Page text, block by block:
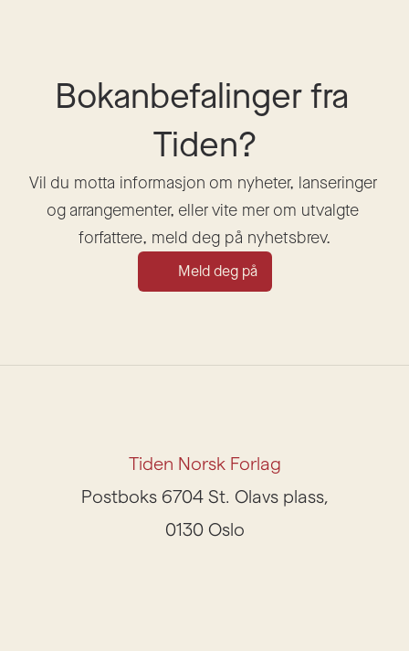
Bokanbefalinger fra
Tiden?
Vil du motta informasjon om nyheter, lanseringer
og arrangementer, eller vite mer om utvalgte
forfattere, meld deg på nyhetsbrev.
Meld deg på
Tiden Norsk Forlag
Postboks 6704 St. Olavs plass,
0130 Oslo